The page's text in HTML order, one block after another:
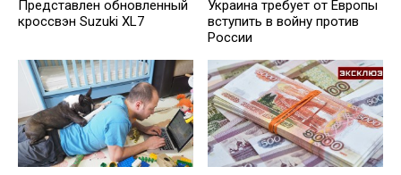
Представлен обновленный
кроссвэн Suzuki XL7
Украина требует от Европы
вступить в войну против
России